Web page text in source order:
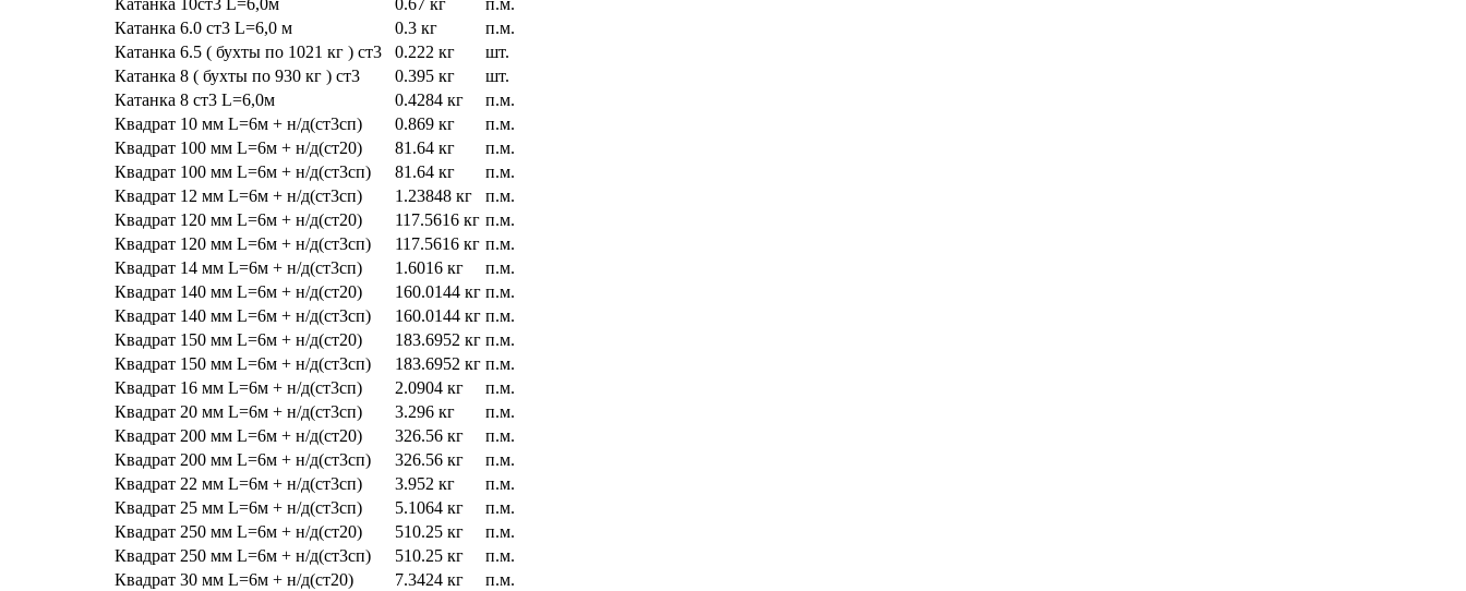
Катанка 6.0 ст3 L=6,0 м
0.3 кг
п.м.
Катанка 6.5 ( бухты по 1021 кг ) ст3
0.222 кг
шт.
Катанка 8 ( бухты по 930 кг ) ст3
0.395 кг
шт.
Катанка 8 ст3 L=6,0м
0.4284 кг
п.м.
Квадрат 10 мм L=6м + н/д(ст3сп)
0.869 кг
п.м.
Квадрат 100 мм L=6м + н/д(ст20)
81.64 кг
п.м.
Квадрат 100 мм L=6м + н/д(ст3сп)
81.64 кг
п.м.
Квадрат 12 мм L=6м + н/д(ст3сп)
1.23848 кг
п.м.
Квадрат 120 мм L=6м + н/д(ст20)
117.5616 кг п.м.
Квадрат 120 мм L=6м + н/д(ст3сп)
117.5616 кг п.м.
Квадрат 14 мм L=6м + н/д(ст3сп)
1.6016 кг
п.м.
Квадрат 140 мм L=6м + н/д(ст20)
160.0144 кг п.м.
Квадрат 140 мм L=6м + н/д(ст3сп)
160.0144 кг п.м.
Квадрат 150 мм L=6м + н/д(ст20)
183.6952 кг п.м.
Квадрат 150 мм L=6м + н/д(ст3сп)
183.6952 кг п.м.
Квадрат 16 мм L=6м + н/д(ст3сп)
2.0904 кг
п.м.
Квадрат 20 мм L=6м + н/д(ст3сп)
3.296 кг
п.м.
Квадрат 200 мм L=6м + н/д(ст20)
326.56 кг
п.м.
Квадрат 200 мм L=6м + н/д(ст3сп)
326.56 кг
п.м.
Квадрат 22 мм L=6м + н/д(ст3сп)
3.952 кг
п.м.
Квадрат 25 мм L=6м + н/д(ст3сп)
5.1064 кг
п.м.
Квадрат 250 мм L=6м + н/д(ст20)
510.25 кг
п.м.
Квадрат 250 мм L=6м + н/д(ст3сп)
510.25 кг
п.м.
Квадрат 30 мм L=6м + н/д(ст20)
7.3424 кг п.м.